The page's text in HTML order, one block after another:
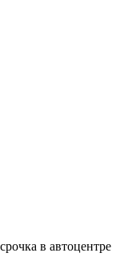
в автоцентре